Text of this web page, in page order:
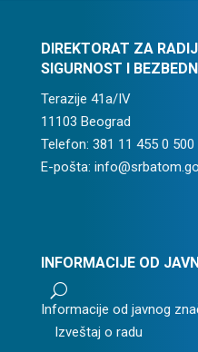
DIREKTORAT ZA
SIGURNOST I
Terazije 41a/IV
11103 Beograd
Telefon: 381 11 455 0 500
E-pošta:
INFORMACIJE OD
U
Informacije od javnog
Izveštaj o radu